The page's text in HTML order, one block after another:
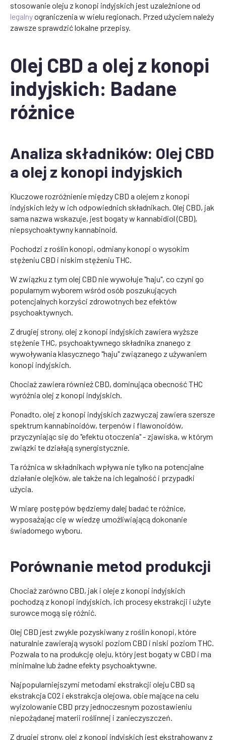
stosowanie oleju z konopi indyjskich jest uzależnione od
legalnyograniczenia w wielu regionach. Przed użyciem należy
zawsze sprawdzić lokalne przepisy.
Olej CBD a olej z konopi
indyjskich: Badane
różnice
Analiza składników: Olej CBD
a olej z konopi indyjskich
Kluczowe rozróżnienie między CBD a olejem z konopi
indyjskich leży w ich odpowiednich składnikach. Olej CBD, jak
sama nazwa wskazuje, jest bogaty w kannabidiol (CBD),
niepsychoaktywny kannabinoid.
Pochodzi z roślin konopi, odmiany konopi o wysokim
stężeniu CBD i niskim stężeniu THC.
W związku z tym olej CBD nie wywołuje "haju", co czyni go
popularnym wyborem wśród osób poszukujących
potencjalnych korzyści zdrowotnych bez efektów
psychoaktywnych.
Z drugiej strony, olej z konopi indyjskich zawiera wyższe
stężenie THC, psychoaktywnego składnika znanego z
wywoływania klasycznego "haju" związanego z używaniem
konopi indyjskich.
Chociaż zawiera również CBD, dominująca obecność THC
wyróżnia olej z konopi indyjskich.
Ponadto, olej z konopi indyjskich zazwyczaj zawiera szersze
spektrum kannabinoidów, terpenów i flawonoidów,
przyczyniając się do "efektu otoczenia" - zjawiska, w którym
związki te działają synergistycznie.
Ta różnica w składnikach wpływa nie tylko na potencjalne
działanie olejków, ale także na ich legalność i przypadki
użycia.
W miarę postępów będziemy dalej badać te różnice,
wyposażając cię w wiedzę umożliwiającą dokonanie
świadomego wyboru.
Porównanie metod produkcji
Chociaż zarówno CBD, jak i oleje z konopi indyjskich
pochodzą z konopi indyjskich, ich procesy ekstrakcji i użyte
surowce mogą się różnić.
Olej CBD jest zwykle pozyskiwany z roślin konopi, które
naturalnie zawierają wysoki poziom CBD i niski poziom THC.
Pozwala to na produkcję oleju, który jest bogaty w CBD i ma
minimalne lub żadne efekty psychoaktywne.
Najpopularniejszymi metodami ekstrakcji oleju CBD są
ekstrakcja CO2 i ekstrakcja olejowa, obie mające na celu
wyizolowanie CBD przy jednoczesnym pozostawieniu
niepożądanej materii roślinnej i zanieczyszczeń.
Z drugiej strony, olej z konopi indyjskich jest ekstrahowany z